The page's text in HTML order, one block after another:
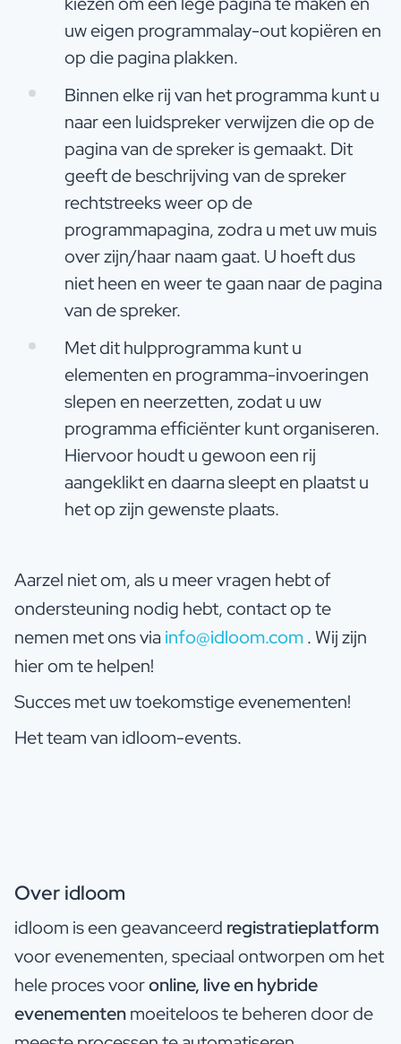
uw eigen programmalay-out kopiëren en
op die pagina plakken.
Binnen elke rij van het programma kunt u
naar een luidspreker verwijzen die op de
pagina van de spreker is gemaakt. Dit
geeft de beschrijving van de spreker
rechtstreeks weer op de
programmapagina, zodra u met uw muis
over zijn/haar naam gaat. U hoeft dus
niet heen en weer te gaan naar de pagina
van de spreker.
Met dit hulpprogramma kunt u
elementen en programma-invoeringen
slepen en neerzetten, zodat u uw
programma efficiënter kunt organiseren.
Hiervoor houdt u gewoon een rij
aangeklikt en daarna sleept en plaatst u
het op zijn gewenste plaats.
Aarzel niet om, als u meer vragen hebt of
ondersteuning nodig hebt, contact op te
nemen met ons via info@idloom.com. Wij zijn
hier om te helpen!
Succes met uw toekomstige evenementen!
Het team van idloom-events.
Over idloom
idloom is een geavanceerd registratieplatform
voor evenementen, speciaal ontworpen om het
hele proces vooronline, live en hybride
evenementenmoeiteloos te beheren door de